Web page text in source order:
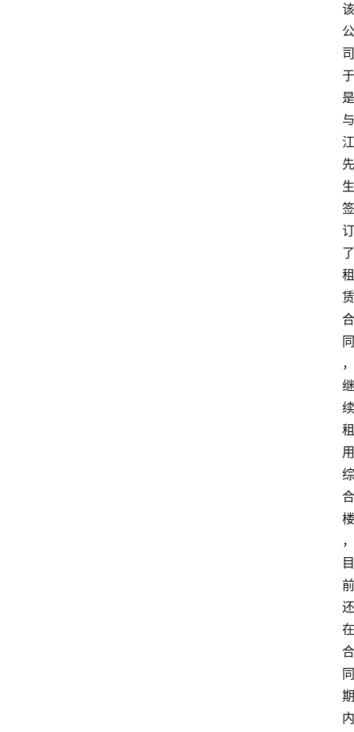
该
公
司
于
是
与
江
先
生
签
订
了
租
赁
合
同
，
继
续
租
用
综
合
楼
，
目
前
还
在
合
同
期
内